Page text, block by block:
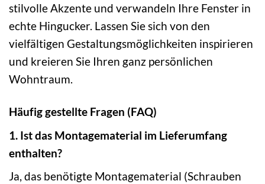
stilvolle Akzente und verwandeln Ihre Fenster in
echte Hingucker. Lassen Sie sich von den
vielfältigen Gestaltungsmöglichkeiten inspirieren
und kreieren Sie Ihren ganz persönlichen
Wohntraum.
Häufig gestellte Fragen (FAQ)
1. Ist das Montagematerial im Lieferumfang
enthalten?
Ja, das benötigte Montagematerial (Schrauben